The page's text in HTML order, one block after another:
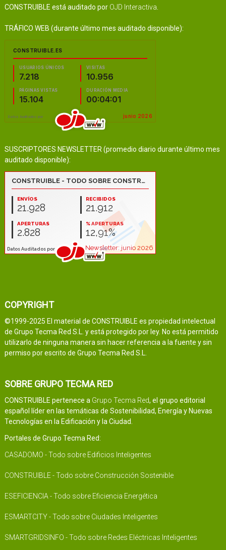
CONSTRUIBLE está auditado por OJD Interactiva
TRÁFICO WEB (durante último mes auditado disponible):
SUSCRIPTORES NEWSLETTER (promedio diario durante último mes
auditado disponible):
COPYRIGHT
©1999-2025 El material de CONSTRUIBLE es propiedad intelectual
de Grupo Tecma Red S.L. y está protegido por ley. No está permitido
utilizarlo de ninguna manera sin hacer referencia a la fuente y sin
permiso por escrito de Grupo Tecma Red S.L.
SOBRE GRUPO TECMA RED
CONSTRUIBLE pertenece a Grupo Tecma Red, el grupo editorial
español líder en las temáticas de Sostenibilidad, Energía y Nuevas
Tecnologías en la Edificación y la Ciudad.
Portales de Grupo Tecma Red:
CASADOMO - Todo sobre Edificios Inteligentes
CONSTRUIBLE - Todo sobre Construcción Sostenible
ESEFICIENCIA - Todo sobre Eficiencia Energética
ESMARTCITY - Todo sobre Ciudades Inteligentes
SMARTGRIDSINFO - Todo sobre Redes Eléctricas Inteligentes